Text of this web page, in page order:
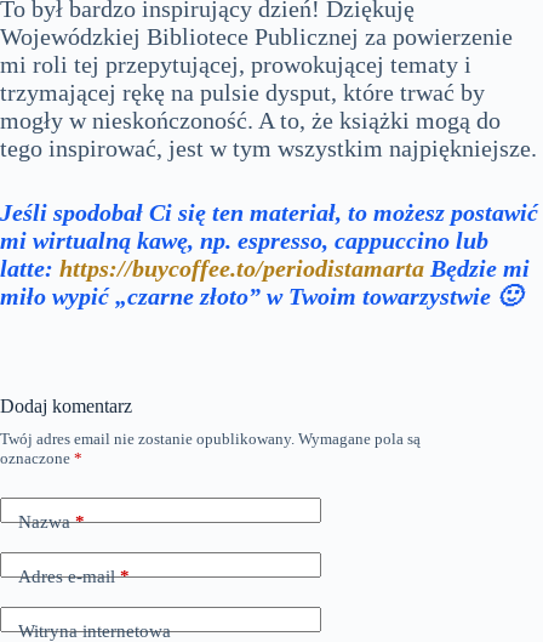
To był bardzo inspirujący dzień! Dziękuję
Wojewódzkiej Bibliotece Publicznej za powierzenie
mi roli tej przepytującej, prowokującej tematy i
trzymającej rękę na pulsie dysput, które trwać by
mogły w nieskończoność. A to, że książki mogą do
tego inspirować, jest w tym wszystkim najpiękniejsze.
Jeśli spodobał Ci się ten materiał, to możesz postawić
mi wirtualną kawę, np. espresso, cappuccino lub
latte: https://buycoffee.to/periodistamarta Będzie mi
miło wypić „czarne złoto” w Twoim towarzystwie 🙂
Dodaj komentarz
Twój adres email nie zostanie opublikowany. Wymagane pola są
oznaczone *
Nazwa*
Adres e-mail*
Witryna internetowa